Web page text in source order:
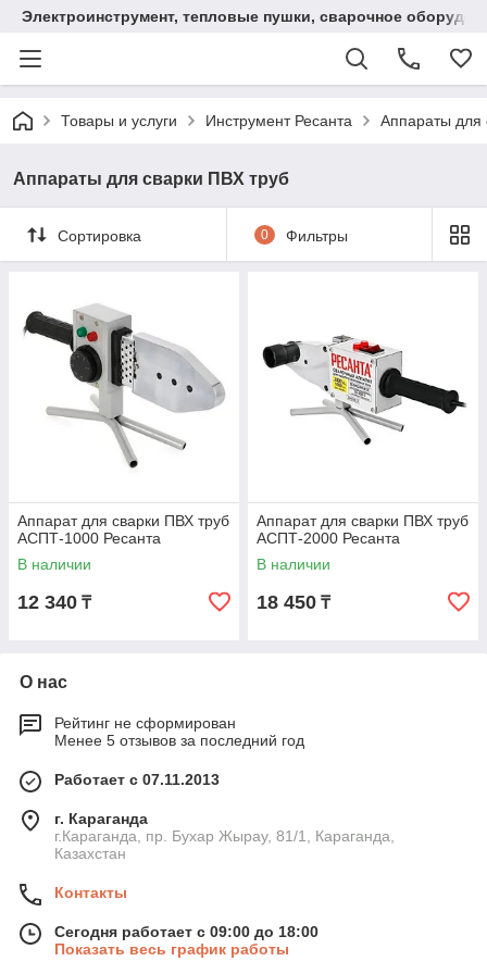
Электроинструмент, тепловые пушки, сварочное
Товары и услуги Инструмент Ресанта Аппараты для
Аппараты для сварки ПВХ труб
Сортировка 0 Фильтры
Аппарат для сварки ПВХ труб
АСПТ-1000 Ресанта
В наличии
12 340 ₸
Аппарат для сварки ПВХ труб
АСПТ-2000 Ресанта
В наличии
18 450 ₸
О нас
Рейтинг не сформирован
Менее 5 отзывов за последний год
Работает с 07.11.2013
г. Караганда
г.Караганда, пр. Бухар Жырау, 81/1, Караганда,
Казахстан
Контакты
Сегодня работает с 09:00 до 18:00
Показать весь график работы